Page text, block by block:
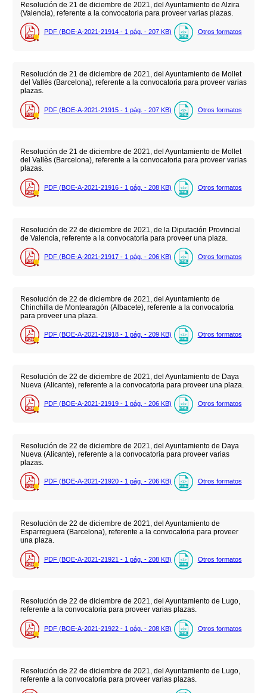
Resolución de 21 de diciembre de 2021, del Ayuntamiento de Alzira
(Valencia), referente a la convocatoria para proveer varias plazas.
PDF (BOE-A-2021-21914 - 1 pág. - 207 KB) Otros formatos
Resolución de 21 de diciembre de 2021, del Ayuntamiento de Mollet
del Vallès (Barcelona), referente a la convocatoria para proveer varias
plazas.
PDF (BOE-A-2021-21915 - 1 pág. - 207 KB) Otros formatos
Resolución de 21 de diciembre de 2021, del Ayuntamiento de Mollet
del Vallès (Barcelona), referente a la convocatoria para proveer varias
plazas.
PDF (BOE-A-2021-21916 - 1 pág. - 208 KB) Otros formatos
Resolución de 22 de diciembre de 2021, de la Diputación Provincial
de Valencia, referente a la convocatoria para proveer una plaza.
PDF (BOE-A-2021-21917 - 1 pág. - 206 KB) Otros formatos
Resolución de 22 de diciembre de 2021, del Ayuntamiento de
Chinchilla de Montearagón (Albacete), referente a la convocatoria
para proveer una plaza.
PDF (BOE-A-2021-21918 - 1 pág. - 209 KB) Otros formatos
Resolución de 22 de diciembre de 2021, del Ayuntamiento de Daya
Nueva (Alicante), referente a la convocatoria para proveer una plaza.
PDF (BOE-A-2021-21919 - 1 pág. - 206 KB) Otros formatos
Resolución de 22 de diciembre de 2021, del Ayuntamiento de Daya
Nueva (Alicante), referente a la convocatoria para proveer varias
plazas.
PDF (BOE-A-2021-21920 - 1 pág. - 206 KB) Otros formatos
Resolución de 22 de diciembre de 2021, del Ayuntamiento de
Esparreguera (Barcelona), referente a la convocatoria para proveer
una plaza.
PDF (BOE-A-2021-21921 - 1 pág. - 208 KB) Otros formatos
Resolución de 22 de diciembre de 2021, del Ayuntamiento de Lugo,
referente a la convocatoria para proveer varias plazas.
PDF (BOE-A-2021-21922 - 1 pág. - 208 KB) Otros formatos
Resolución de 22 de diciembre de 2021, del Ayuntamiento de Lugo,
referente a la convocatoria para proveer varias plazas.